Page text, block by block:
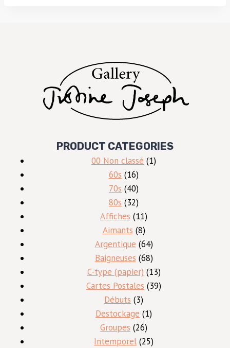
PRODUCT CATEGORIES
00 Non classé 11
60s 1616
produits
70s 4040
produits
80s 3232
produits
Affiches 1111
produits
Aimants 88
produits
Argentique 6464
produits
Baigneuses 6868
produits
C-type (papier) 1313
produits
Cartes Postales 3939
Débuts 33
produits
Destockage 11
Groupes 2626
produits
Intemporel 2525